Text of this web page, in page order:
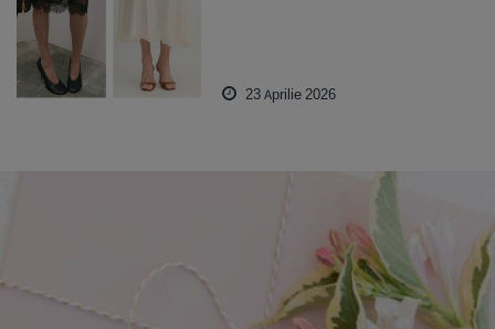
23 Aprilie 2026